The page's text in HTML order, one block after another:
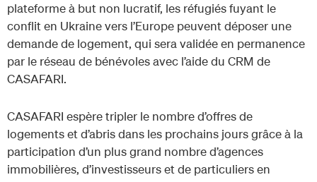
plateforme à but non lucratif, les réfugiés fuyant le
conflit en Ukraine vers l’Europe peuvent déposer une
demande de logement, qui sera validée en permanence
par le réseau de bénévoles avec l’aide du CRM de
CASAFARI.
CASAFARI espère tripler le nombre d’offres de
logements et d’abris dans les prochains jours grâce à la
participation d’un plus grand nombre d’agences
immobilières, d’investisseurs et de particuliers en